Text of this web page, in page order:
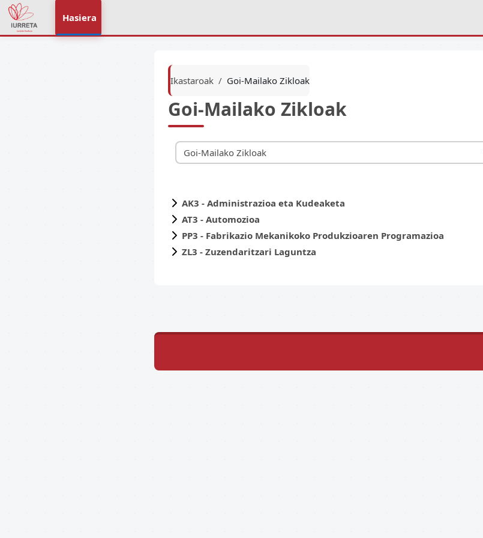
Joan eduki nagusira zuzenean
Hasiera
Ikastaroak Goi-Mailako Zikloak
Goi-Mailako Zikloak
Ikastaro-kategoriak
AK3 - Administrazioa eta Kudeaketa
AT3 - Automozioa
PP3 - Fabrikazio Mekanikoko Produkzioaren Programazioa
ZL3 - Zuzendaritzari Laguntza